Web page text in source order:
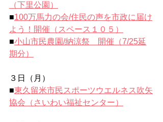
（下里公園）
■100万馬力の会/住民の声を市政に届け
よう！開催（スペース１０５）
■小山市民農園/納涼祭　開催（7/25延
期分）
３日（月）
■東久留米市民スポーツウエルネス吹矢
協会（さいわい福祉センター）